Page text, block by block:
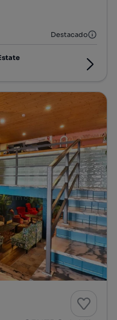
Destacado